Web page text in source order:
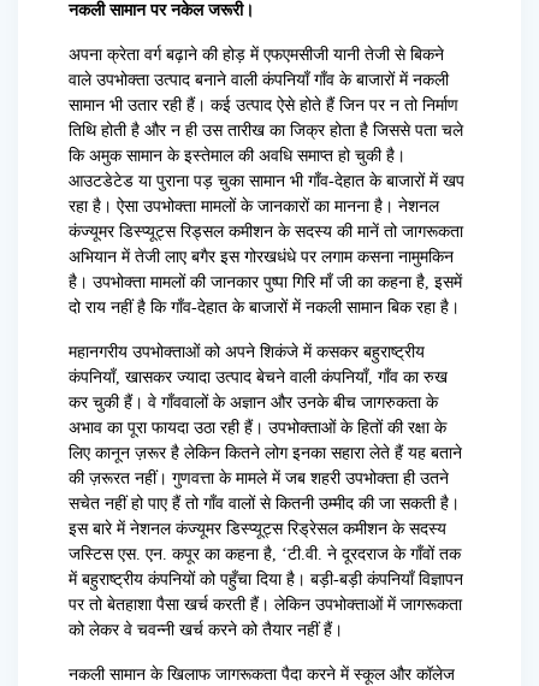
नकली सामान पर नकेल जरूरी।
अपना क्रेता वर्ग बढ़ाने की होड़ में एफएमसीजी यानी तेजी से बिकने
वाले उपभोक्ता उत्पाद बनाने वाली कंपनियाँ गाँव के बाजारों में नकली
सामान भी उतार रही हैं। कई उत्पाद ऐसे होते हैं जिन पर न तो निर्माण
तिथि होती है और न ही उस तारीख का जिक्र होता है जिससे पता चले
कि अमुक सामान के इस्तेमाल की अवधि समाप्त हो चुकी है।
आउटडेटेड या पुराना पड़ चुका सामान भी गाँव-देहात के बाजारों में खप
रहा है। ऐसा उपभोक्ता मामलों के जानकारों का मानना है। नेशनल
कंज्यूमर डिस्प्यूट्स रिड्सल कमीशन के सदस्य की मानें तो जागरूकता
अभियान में तेजी लाए बगैर इस गोरखधंधे पर लगाम कसना नामुमकिन
है। उपभोक्ता मामलों की जानकार पुष्पा गिरि माँ जी का कहना है, इसमें
दो राय नहीं है कि गाँव-देहात के बाजारों में नकली सामान बिक रहा है।
महानगरीय उपभोक्ताओं को अपने शिकंजे में कसकर बहुराष्ट्रीय
कंपनियाँ, खासकर ज्यादा उत्पाद बेचने वाली कंपनियाँ, गाँव का रुख
कर चुकी हैं। वे गाँववालों के अज्ञान और उनके बीच जागरुकता के
अभाव का पूरा फायदा उठा रही हैं। उपभोक्ताओं के हितों की रक्षा के
लिए कानून ज़रूर है लेकिन कितने लोग इनका सहारा लेते हैं यह बताने
की ज़रूरत नहीं। गुणवत्ता के मामले में जब शहरी उपभोक्ता ही उतने
सचेत नहीं हो पाए हैं तो गाँव वालों से कितनी उम्मीद की जा सकती है।
इस बारे में नेशनल कंज्यूमर डिस्प्यूट्स रिड्रेसल कमीशन के सदस्य
जस्टिस एस. एन. कपूर का कहना है, ‘टी.वी. ने दूरदराज के गाँवों तक
में बहुराष्ट्रीय कंपनियों को पहुँचा दिया है। बड़ी-बड़ी कंपनियाँ विज्ञापन
पर तो बेतहाशा पैसा खर्च करती हैं। लेकिन उपभोक्ताओं में जागरूकता
को लेकर वे चवन्नी खर्च करने को तैयार नहीं हैं।
नकली सामान के खिलाफ जागरूकता पैदा करने में स्कूल और कॉलेज